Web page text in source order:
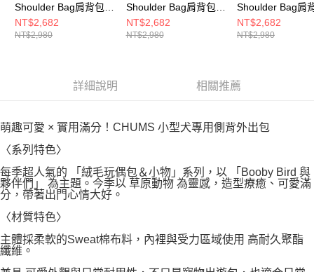
Shoulder Bag肩背包
棕色 CH603955B005
NT$2,682
NT$2,980
Shoulder Bag肩背包
Black Mix
CH603955K044
NT$2,682
NT$2,980
Shoulder Bag肩
Brown Mix
CH603955B074
NT$2,682
NT$2,980
詳細說明 相關推薦
萌趣可愛 × 實用滿分！CHUMS 小型犬專用側背外出包
〈系列特色〉
每季超人氣的 「絨毛玩偶包＆小物」系列，以 「Booby Bird 與
夥伴們」 為主題。今季以 草原動物 為靈感，造型療癒、可愛滿
分，帶著出門心情大好。
〈材質特色〉
主體採柔軟的Sweat棉布料，內裡與受力區域使用 高耐久聚酯
纖維。